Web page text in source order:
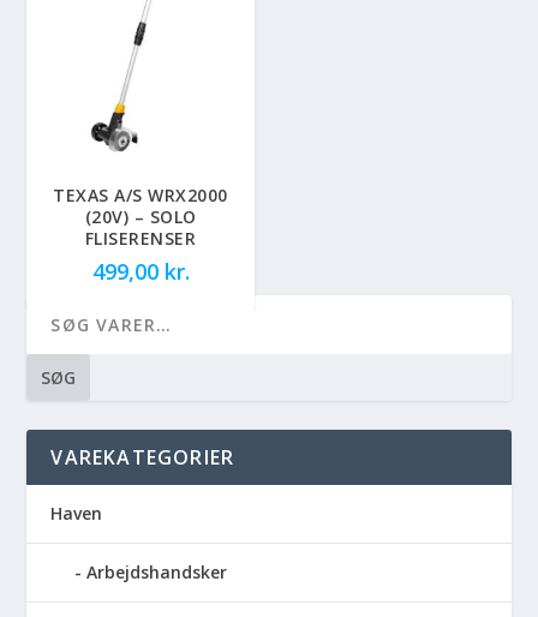
TEXAS A/S WRX2000
(20V) – SOLO
FLISERENSER
499,00 kr.
SØG
VAREKATEGORIER
Haven
Arbejdshandsker